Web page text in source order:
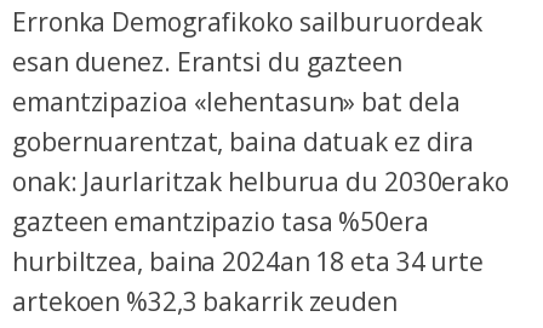
Erronka Demografikoko sailburuordeak
esan duenez. Erantsi du gazteen
emantzipazioa «lehentasun» bat dela
gobernuarentzat, baina datuak ez dira
onak: Jaurlaritzak helburua du 2030erako
gazteen emantzipazio tasa %50era
hurbiltzea, baina 2024an 18 eta 34 urte
artekoen %32,3 bakarrik zeuden